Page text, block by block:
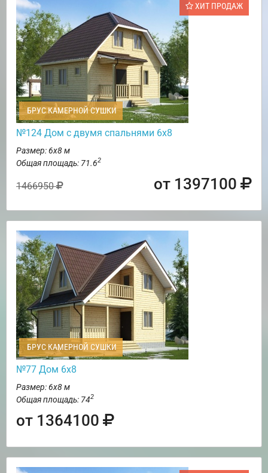
ХИТ ПРОДАЖ
БРУС КАМЕРНОЙ СУШКИ
№124 Дом с двумя спальнями 6х8
Размер: 6х8 м
Общая площадь: 71.62
1466950 от 1397100
БРУС КАМЕРНОЙ СУШКИ
№77 Дом 6х8
Размер: 6х8 м
Общая площадь: 742
от 1364100